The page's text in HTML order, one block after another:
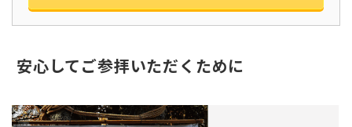
安心してご参拝いただくために